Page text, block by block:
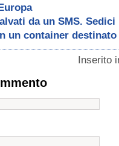
da un SMS.
un container
Inserito